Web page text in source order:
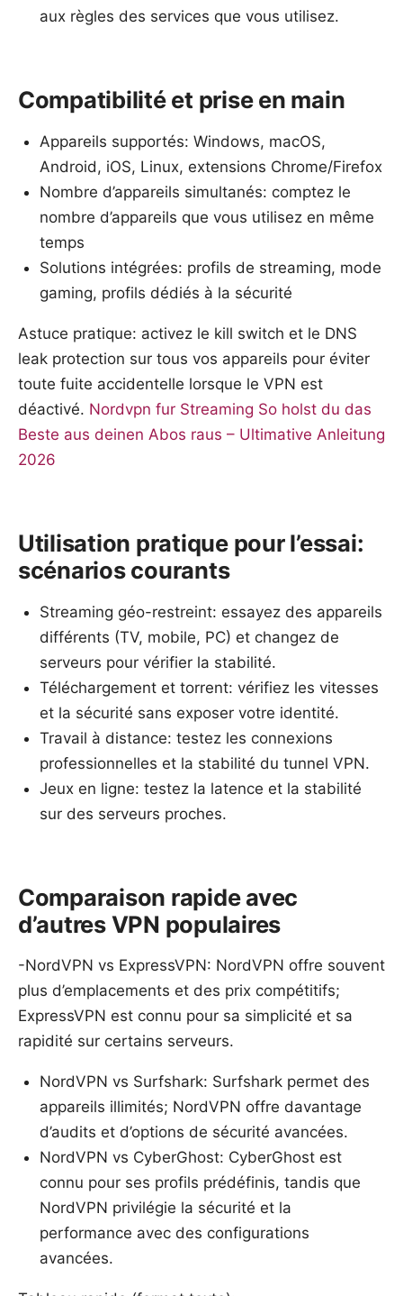
aux règles des services que vous utilisez.
Compatibilité et prise en main
Appareils supportés: Windows, macOS,
Android, iOS, Linux, extensions Chrome/Firefox
Nombre d’appareils simultanés: comptez le
nombre d’appareils que vous utilisez en même
temps
Solutions intégrées: profils de streaming, mode
gaming, profils dédiés à la sécurité
Astuce pratique: activez le kill switch et le DNS
leak protection sur tous vos appareils pour éviter
toute fuite accidentelle lorsque le VPN est
déactivé. Nordvpn fur Streaming So holst du das
Beste aus deinen Abos raus – Ultimative Anleitung
2026
Utilisation pratique pour l’essai:
scénarios courants
Streaming géo-restreint: essayez des appareils
différents (TV, mobile, PC) et changez de
serveurs pour vérifier la stabilité.
Téléchargement et torrent: vérifiez les vitesses
et la sécurité sans exposer votre identité.
Travail à distance: testez les connexions
professionnelles et la stabilité du tunnel VPN.
Jeux en ligne: testez la latence et la stabilité
sur des serveurs proches.
Comparaison rapide avec
d’autres VPN populaires
-NordVPN vs ExpressVPN: NordVPN offre souvent
plus d’emplacements et des prix compétitifs;
ExpressVPN est connu pour sa simplicité et sa
rapidité sur certains serveurs.
NordVPN vs Surfshark: Surfshark permet des
appareils illimités; NordVPN offre davantage
d’audits et d’options de sécurité avancées.
NordVPN vs CyberGhost: CyberGhost est
connu pour ses profils prédéfinis, tandis que
NordVPN privilégie la sécurité et la
performance avec des configurations
avancées.